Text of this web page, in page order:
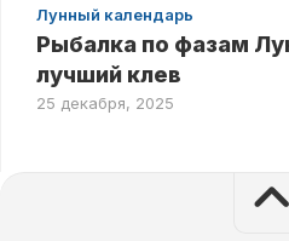
Лунный календарь
Рыбалка по фазам
лучший клев
25 декабря, 2025